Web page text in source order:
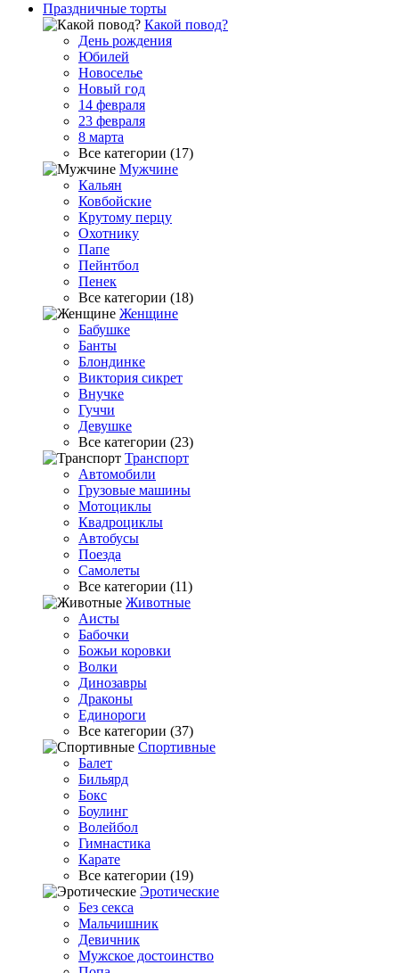
Праздничные торты
Какой повод?
День рождения
Юбилей
Новоселье
Новый год
14 февраля
23 февраля
8 марта
Все категории (17)
Мужчине
Кальян
Ковбойские
Крутому перцу
Охотнику
Папе
Пейнтбол
Пенек
Все категории (18)
Женщине
Бабушке
Банты
Блондинке
Виктория сикрет
Внучке
Гуччи
Девушке
Все категории (23)
Транспорт
Автомобили
Грузовые машины
Мотоциклы
Квадроциклы
Автобусы
Поезда
Самолеты
Все категории (11)
Животные
Аисты
Бабочки
Божьи коровки
Волки
Динозавры
Драконы
Единороги
Все категории (37)
Спортивные
Балет
Бильярд
Бокс
Боулинг
Волейбол
Гимнастика
Карате
Все категории (19)
Эротические
Без секса
Мальчишник
Девичник
Мужское достоинство